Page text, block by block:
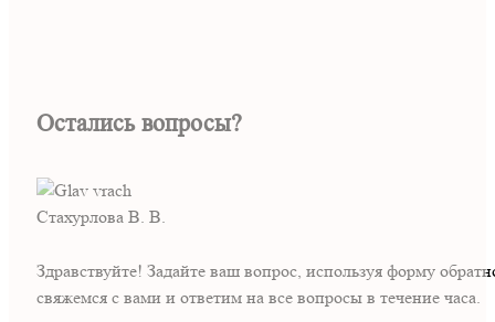
Остались вопросы?
Стахурлова В. В.
Здравствуйте! Задайте ваш вопрос, используя форму
свяжемся с вами и ответим на все вопросы в течение часа.